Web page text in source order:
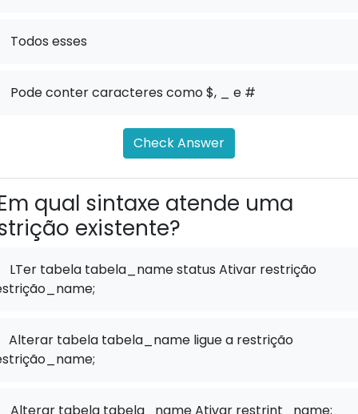
Todos esses
Pode conter caracteres como $, _ e #
Check Answer
qual sintaxe atende uma
existente?
LTer tabela tabela_name status Ativar restrição
Alterar tabela tabela_name ligue a restrição